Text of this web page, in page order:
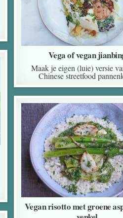
Vega of vegan
Maak je eigen (luie) versie
Chinese streetfood
Vegan risotto met groene